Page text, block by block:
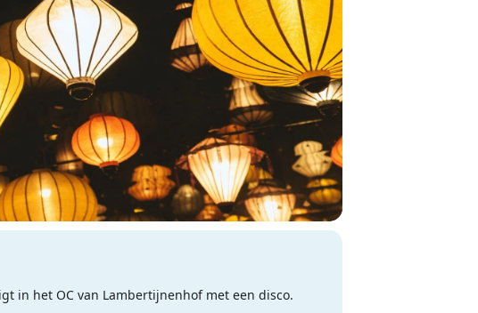
in het OC van Lambertijnenhof met een disco.